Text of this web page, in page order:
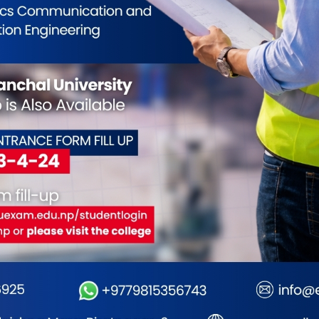
बजारमा,
भण्डारण गरे
: मोरङ प्रशासन
शिक्षा मन्त्रालयमा उच्च शिक्षा नीति
कार्यशालाको पहिलो सत्र सम्पन्न
लेटाङ
‘आफ्नो